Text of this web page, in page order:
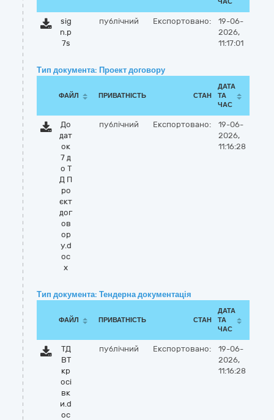
sig
n.p
7s
публічний Експортовано:
19-06-
2026,
11:17:01
Тип документа: Проект договору
ФАЙЛ ПРИВАТНІСТЬ СТАН
ДАТА
ТА
ЧАС
До
дат
ок
7 д
о Т
Д П
ро
єкт
дог
ов
ор
у.d
oc
x
публічний Експортовано:
19-06-
2026,
11:16:28
Тип документа: Тендерна документація
ФАЙЛ ПРИВАТНІСТЬ СТАН
ДАТА
ТА
ЧАС
ТД
ВТ
кр
осі
вк
и.d
oc
публічний Експортовано:
19-06-
2026,
11:16:28